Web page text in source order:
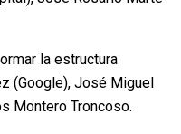
la estructura
(Google), José Miguel
Montero Troncoso.